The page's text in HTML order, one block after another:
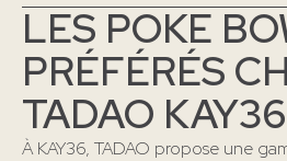
LES POKE
PRÉFÉRÉS
TADAO KAY36
À KAY36, TADAO propose une